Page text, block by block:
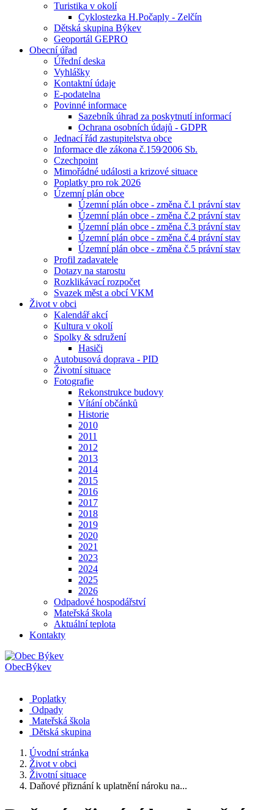
Turistika v okolí
Cyklostezka H.Počaply - Zelčín
Dětská skupina Býkev
Geoportál GEPRO
Obecní úřad
Úřední deska
Vyhlášky
Kontaktní údaje
E-podatelna
Povinné informace
Sazebník úhrad za poskytnutí informací
Ochrana osobních údajů - GDPR
Jednací řád zastupitelstva obce
Informace dle zákona č.159⁄2006 Sb.
Czechpoint
Mimořádné události a krizové situace
Poplatky pro rok 2026
Územní plán obce
Územní plán obce - změna č.1 právní stav
Územní plán obce - změna č.2 právní stav
Územní plán obce - změna č.3 právní stav
Územní plán obce - změna č.4 právní stav
Územní plán obce - změna č.5 právní stav
Profil zadavatele
Dotazy na starostu
Rozklikávací rozpočet
Svazek měst a obcí VKM
Život v obci
Kalendář akcí
Kultura v okolí
Spolky & sdružení
Hasiči
Autobusová doprava - PID
Životní situace
Fotografie
Rekonstrukce budovy
Vítání občánků
Historie
2010
2011
2012
2013
2014
2015
2016
2017
2018
2019
2020
2021
2023
2024
2025
2026
Odpadové hospodářství
Mateřská škola
Aktuální teplota
Kontakty
ObecBýkev
Poplatky
Odpady
Mateřská škola
Dětská skupina
Úvodní stránka
Život v obci
Životní situace
Daňové přiznání k uplatnění nároku na...